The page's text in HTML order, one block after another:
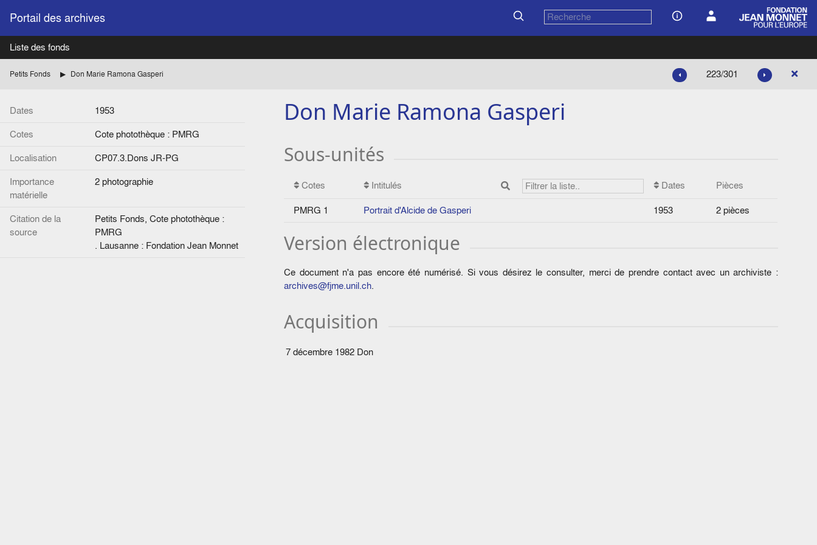
Portail des archives
Liste des fonds
Petits Fonds Don Marie Ramona Gasperi 223/301
Dates
1953
Cotes
Cote photothèque : PMRG
Localisation
CP07.3.Dons JR-PG
Importance
matérielle
2 photographie
Citation de la
source
Petits Fonds, Cote photothèque :
PMRG
. Lausanne : Fondation Jean Monnet
Don Marie Ramona Gasperi
Sous-unités
Cotes Intitulés Dates
Pièces
PMRG 1
Portrait d'Alcide de Gasperi 1953 2 pièces
Version électronique
Ce document n'a pas encore été numérisé. Si vous désirez le consulter, merci de prendre contact avec un archiviste :
archives@fjme.unil.ch.
Acquisition
7 décembre 1982 Don